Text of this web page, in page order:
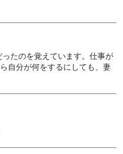
たのを覚えています。仕事が
自分が何をするにしても、妻